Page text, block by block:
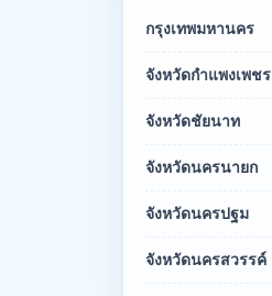
กรุงเทพมหานคร
จังหวัดกำแพงเพชร
จังหวัดชัยนาท
จังหวัดนครนายก
จังหวัดนครปฐม
จังหวัดนครสวรรค์